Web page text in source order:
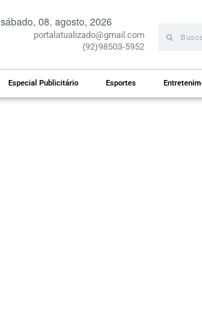
sábado, 08, agosto, 2026
portalatualizado@gmail.com
(92)98503-5952
Especial Publicitário Esportes